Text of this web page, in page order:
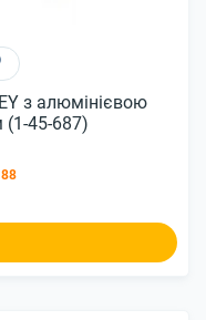
з алюмінієвою
45-687)